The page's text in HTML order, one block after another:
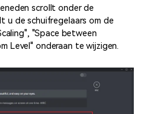
scrollt onder de
u de schuifregelaars om de
"Space between
Level" onderaan te wijzigen.